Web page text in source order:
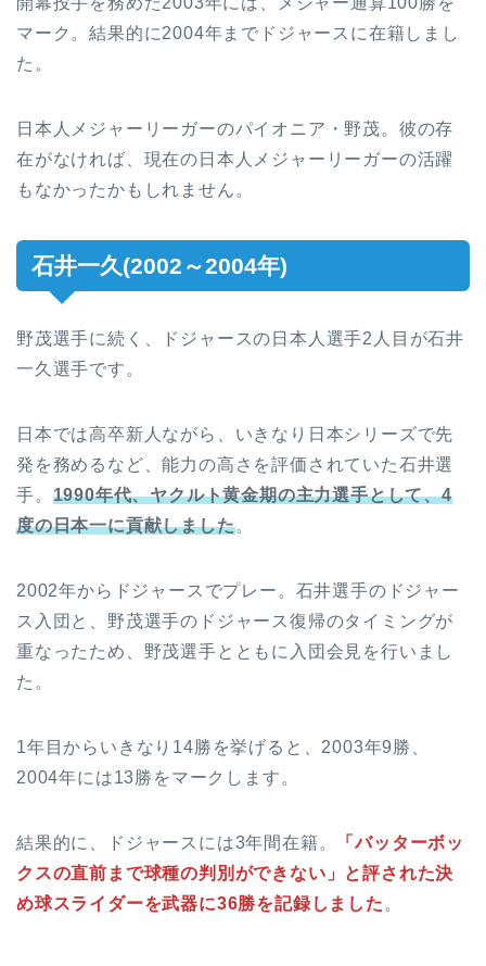
マーク。結果的に2004年までドジャースに在籍しまし
た。
日本人メジャーリーガーのパイオニア・野茂。彼の存
在がなければ、現在の日本人メジャーリーガーの活躍
もなかったかもしれません。
石井一久(2002～2004年)
野茂選手に続く、ドジャースの日本人選手2人目が石井
一久選手です。
日本では高卒新人ながら、いきなり日本シリーズで先
発を務めるなど、能力の高さを評価されていた石井選
手。 1990年代、ヤクルト黄金期の主力選手として、4
度の日本一に貢献しました。
2002年からドジャースでプレー。石井選手のドジャー
ス入団と、野茂選手のドジャース復帰のタイミングが
重なったため、野茂選手とともに入団会見を行いまし
た。
1年目からいきなり14勝を挙げると、2003年9勝、
2004年には13勝をマークします。
結果的に、ドジャースには3年間在籍。
「バッターボッ
クスの直前まで球種の判別ができない」と評された決
め球スライダーを武器に36勝を記録しました 。